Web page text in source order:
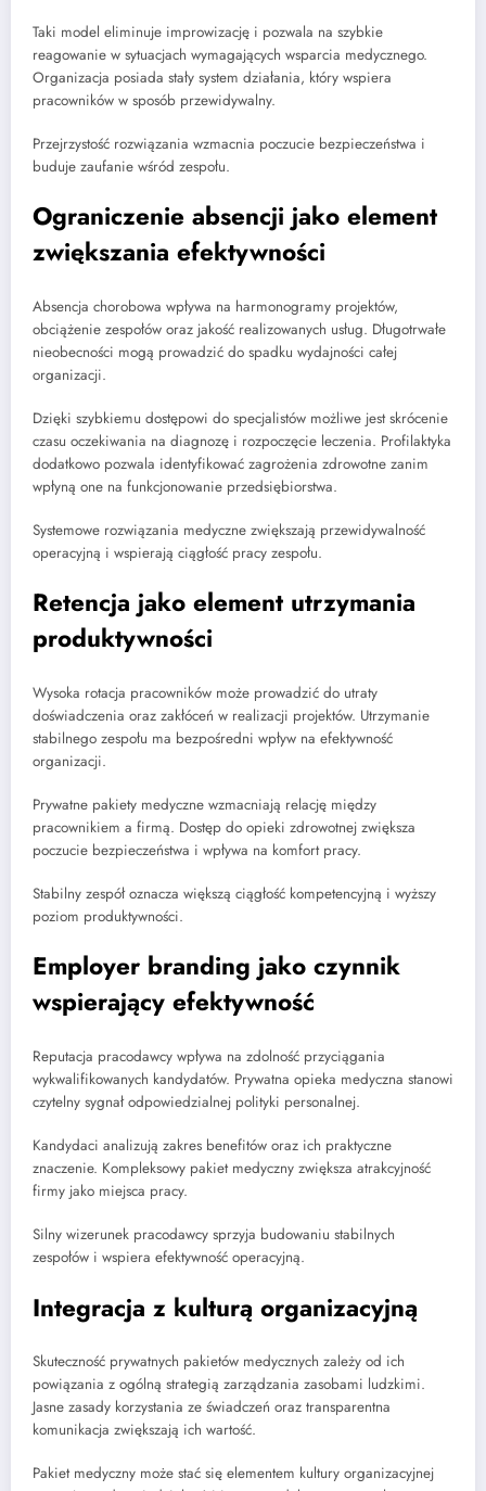
Taki model eliminuje improwizację i pozwala na szybkie
reagowanie w sytuacjach wymagających wsparcia medycznego.
Organizacja posiada stały system działania, który wspiera
pracowników w sposób przewidywalny.
Przejrzystość rozwiązania wzmacnia poczucie bezpieczeństwa i
buduje zaufanie wśród zespołu.
Ograniczenie absencji jako element
zwiększania efektywności
Absencja chorobowa wpływa na harmonogramy projektów,
obciążenie zespołów oraz jakość realizowanych usług. Długotrwałe
nieobecności mogą prowadzić do spadku wydajności całej
organizacji.
Dzięki szybkiemu dostępowi do specjalistów możliwe jest skrócenie
czasu oczekiwania na diagnozę i rozpoczęcie leczenia. Profilaktyka
dodatkowo pozwala identyfikować zagrożenia zdrowotne zanim
wpłyną one na funkcjonowanie przedsiębiorstwa.
Systemowe rozwiązania medyczne zwiększają przewidywalność
operacyjną i wspierają ciągłość pracy zespołu.
Retencja jako element utrzymania
produktywności
Wysoka rotacja pracowników może prowadzić do utraty
doświadczenia oraz zakłóceń w realizacji projektów. Utrzymanie
stabilnego zespołu ma bezpośredni wpływ na efektywność
organizacji.
Prywatne pakiety medyczne wzmacniają relację między
pracownikiem a firmą. Dostęp do opieki zdrowotnej zwiększa
poczucie bezpieczeństwa i wpływa na komfort pracy.
Stabilny zespół oznacza większą ciągłość kompetencyjną i wyższy
poziom produktywności.
Employer branding jako czynnik
wspierający efektywność
Reputacja pracodawcy wpływa na zdolność przyciągania
wykwalifikowanych kandydatów. Prywatna opieka medyczna stanowi
czytelny sygnał odpowiedzialnej polityki personalnej.
Kandydaci analizują zakres benefitów oraz ich praktyczne
znaczenie. Kompleksowy pakiet medyczny zwiększa atrakcyjność
firmy jako miejsca pracy.
Silny wizerunek pracodawcy sprzyja budowaniu stabilnych
zespołów i wspiera efektywność operacyjną.
Integracja z kulturą organizacyjną
Skuteczność prywatnych pakietów medycznych zależy od ich
powiązania z ogólną strategią zarządzania zasobami ludzkimi.
Jasne zasady korzystania ze świadczeń oraz transparentna
komunikacja zwiększają ich wartość.
Pakiet medyczny może stać się elementem kultury organizacyjnej